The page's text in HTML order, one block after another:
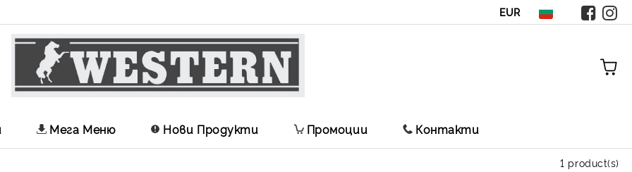
EUR
Мега Меню Нови Продукти Промоции Контакти
1 product(s)